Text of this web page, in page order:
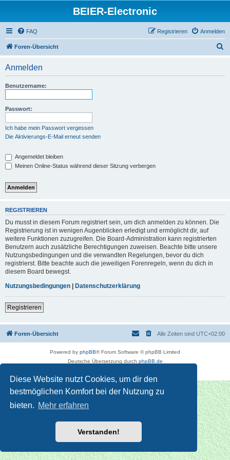
Diese Website nutzt Cookies, um dir den
bestmöglichen Komfort bei der Nutzung zu
bieten. Mehr erfahren
Verstanden!
BEIER-Electronic
FAQ Anmelden
Registrieren
Foren-Übersicht
Anmelden
Benutzername:
Passwort:
Ich habe mein Passwort vergessen
Die Aktivierungs-E-Mail erneut senden
Angemeldet bleiben
Meinen Online-Status während dieser Sitzung verbergen
REGISTRIEREN
Du musst in diesem Forum registriert sein, um dich anmelden zu können. Die
Registrierung ist in wenigen Augenblicken erledigt und ermöglicht dir, auf
weitere Funktionen zuzugreifen. Die Board-Administration kann registrierten
Benutzern auch zusätzliche Berechtigungen zuweisen. Beachte bitte unsere
Nutzungsbedingungen und die verwandten Regelungen, bevor du dich
registrierst. Bitte beachte auch die jeweiligen Forenregeln, wenn du dich in
diesem Board bewegst.
Nutzungsbedingungen | Datenschutzerklärung
Registrieren
Foren-Übersicht Alle Zeiten sind UTC+02:00
Powered by phpBB® Forum Software © phpBB Limited
Deutsche Übersetzung durch phpBB.de